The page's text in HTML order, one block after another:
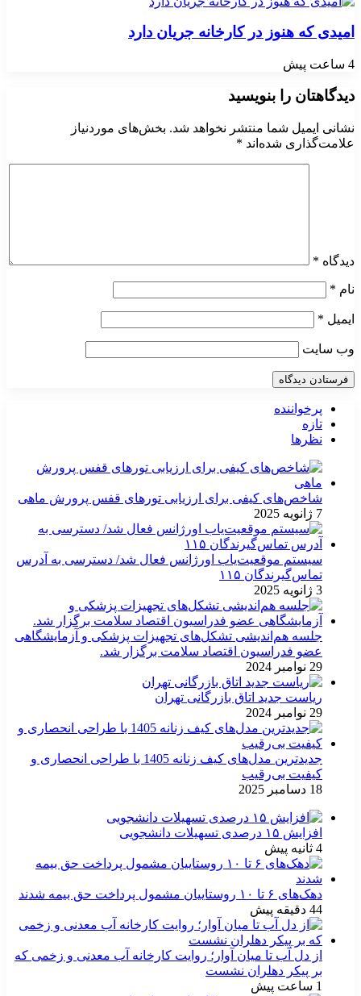
امیدی که هنوز در کارخانه جریان دارد
4 ساعت پیش
دیدگاهتان را بنویسید
نشانی ایمیل شما منتشر نخواهد شد. بخش‌های موردنیاز
علامت‌گذاری شده‌اند *
دیدگاه *
نام *
ایمیل *
وب‌ سایت
پرخواننده
تازه
نظرها
شاخص‌های کیفی برای ارزیابی تورهای قفس پرورش ماهی
7 ژانویه 2025
سیستم موقعیت‌یاب اورژانس فعال شد/ دسترسی به آدرس
تماس‌گیرندگان ۱۱۵
3 ژانویه 2025
جلسه هم‌اندیشی تشکل‌های تجهیزات پزشکی و آزمایشگاهی
عضو فدراسیون اقتصاد سلامت برگزار شد.
29 نوامبر 2024
ریاست جدید اتاق بازرگانی تهران
29 نوامبر 2024
جدیدترین مدل‌های کیف زنانه 1405 با طراحی انحصاری و
کیفیت بی‌رقیب
18 دسامبر 2025
افزایش ۱۵ درصدی تسهیلات دانشجویی
4 ثانیه پیش
دهک‌های ۶ تا ۱۰ روستاییان مشمول پرداخت حق بیمه شدند
44 دقیقه پیش
از دل آب تا میان آوار؛ روایت کارخانه آب معدنی و زخمی که
بر پیکر دهلران نشست
1 ساعت پیش